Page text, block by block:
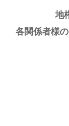
地
各関係者様